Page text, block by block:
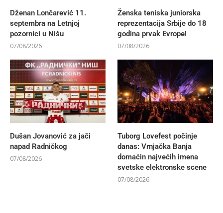
Dženan Lončarević 11.
septembra na Letnjoj
pozornici u Nišu
07/08/2026
Ženska teniska juniorska
reprezentacija Srbije do 18
godina prvak Evrope!
07/08/2026
Dušan Jovanović za jači
napad Radničkog
07/08/2026
Tuborg Lovefest počinje
danas: Vrnjačka Banja
domaćin najvećih imena
svetske elektronske scene
07/08/2026